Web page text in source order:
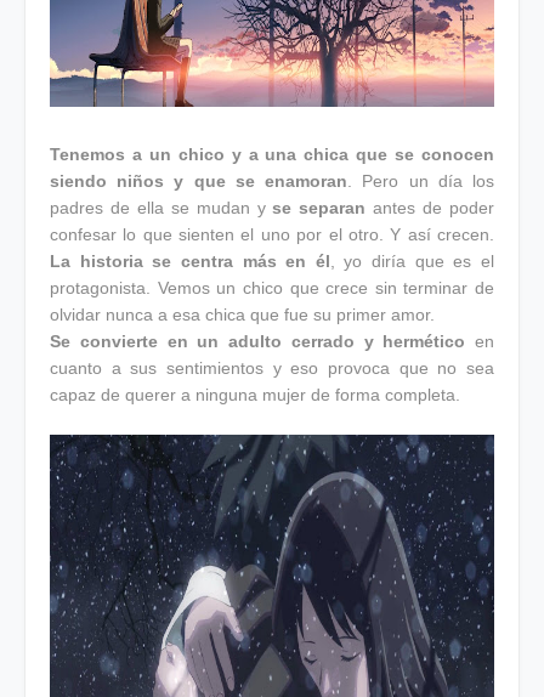
Tenemos a un chico y a una chica que se conocen
siendo niños y que se enamoran . Pero un día los
padres de ella se mudan yse separan antes de poder
confesar lo que sienten el uno por el otro. Y así crecen.
La historia se centra más en él , yo diría que es el
protagonista. Vemos un chico que crece sin terminar de
olvidar nunca a esa chica que fue su primer amor.
Se convierte en un adulto cerrado y hermético en
cuanto a sus sentimientos y eso provoca que no sea
capaz de querer a ninguna mujer de forma completa.